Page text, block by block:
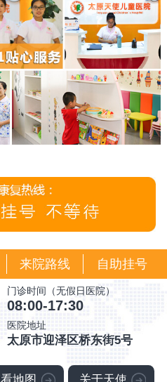
来院路线 自助挂号
门诊时间（无假日医院）
08:00-17:30
医院地址
太原市迎泽区桥东街5号